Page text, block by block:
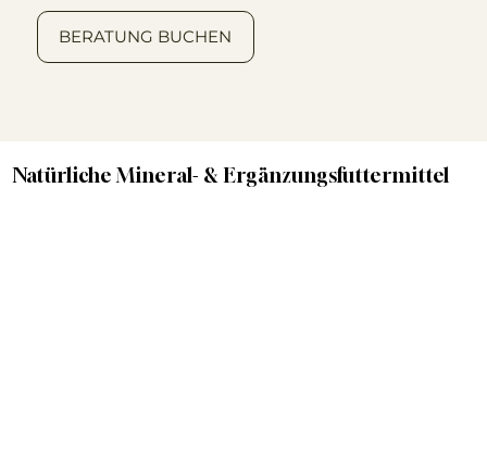
BERATUNG BUCHEN
Natürliche Mineral- & Ergänzungsfuttermittel